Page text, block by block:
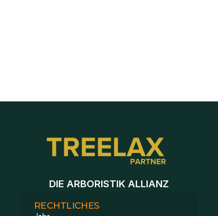
DIE ARBORISTIK ALLIANZ
RECHTLICHES